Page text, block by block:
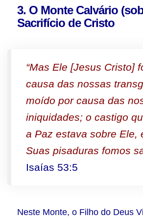
3. O Monte Calvário
Sacrifício de Cristo
“Mas Ele [Jesus Cristo]
causa das nossas
moído por causa das
iniquidades; o castigo
a Paz estava sobre Ele,
Suas pisaduras fomos
Isaías 53:5
Neste Monte, o Filho do Deus